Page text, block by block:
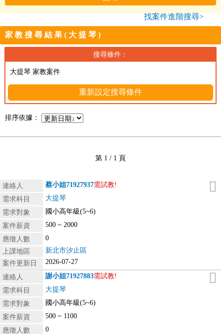
找案件進階搜尋>
家教搜尋結果(大提琴)
搜尋條件：
大提琴 家教案件
重新設定搜尋條件
排序依據：
第 1 / 1 頁
連絡人 蔡小姐71927937需試教!
需求科目
大提琴
需求對象
國小高年級(5~6)
案件薪資
500 ~ 2000
應徵人數
0
上課地區
新北市汐止區
案件更新日
2026-07-27
連絡人 謝小姐71927883需試教!
需求科目
大提琴
需求對象
國小高年級(5~6)
案件薪資
500 ~ 1100
應徵人數
0